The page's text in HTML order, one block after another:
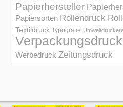
Papierhersteller
Papiersorten Rollendruck
Textildruck Typografie
Verpackungsdruck
Werbedruck Zeitungsdruck